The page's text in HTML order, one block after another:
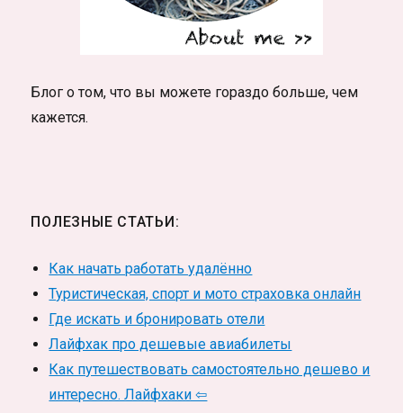
Блог о том, что вы можете гораздо больше, чем
кажется.
ПОЛЕЗНЫЕ СТАТЬИ:
Как начать работать удалённо
Туристическая, спорт и мото страховка онлайн
Где искать и бронировать отели
Лайфхак про дешевые авиабилеты
Как путешествовать самостоятельно дешево и
интересно. Лайфхаки ⇦